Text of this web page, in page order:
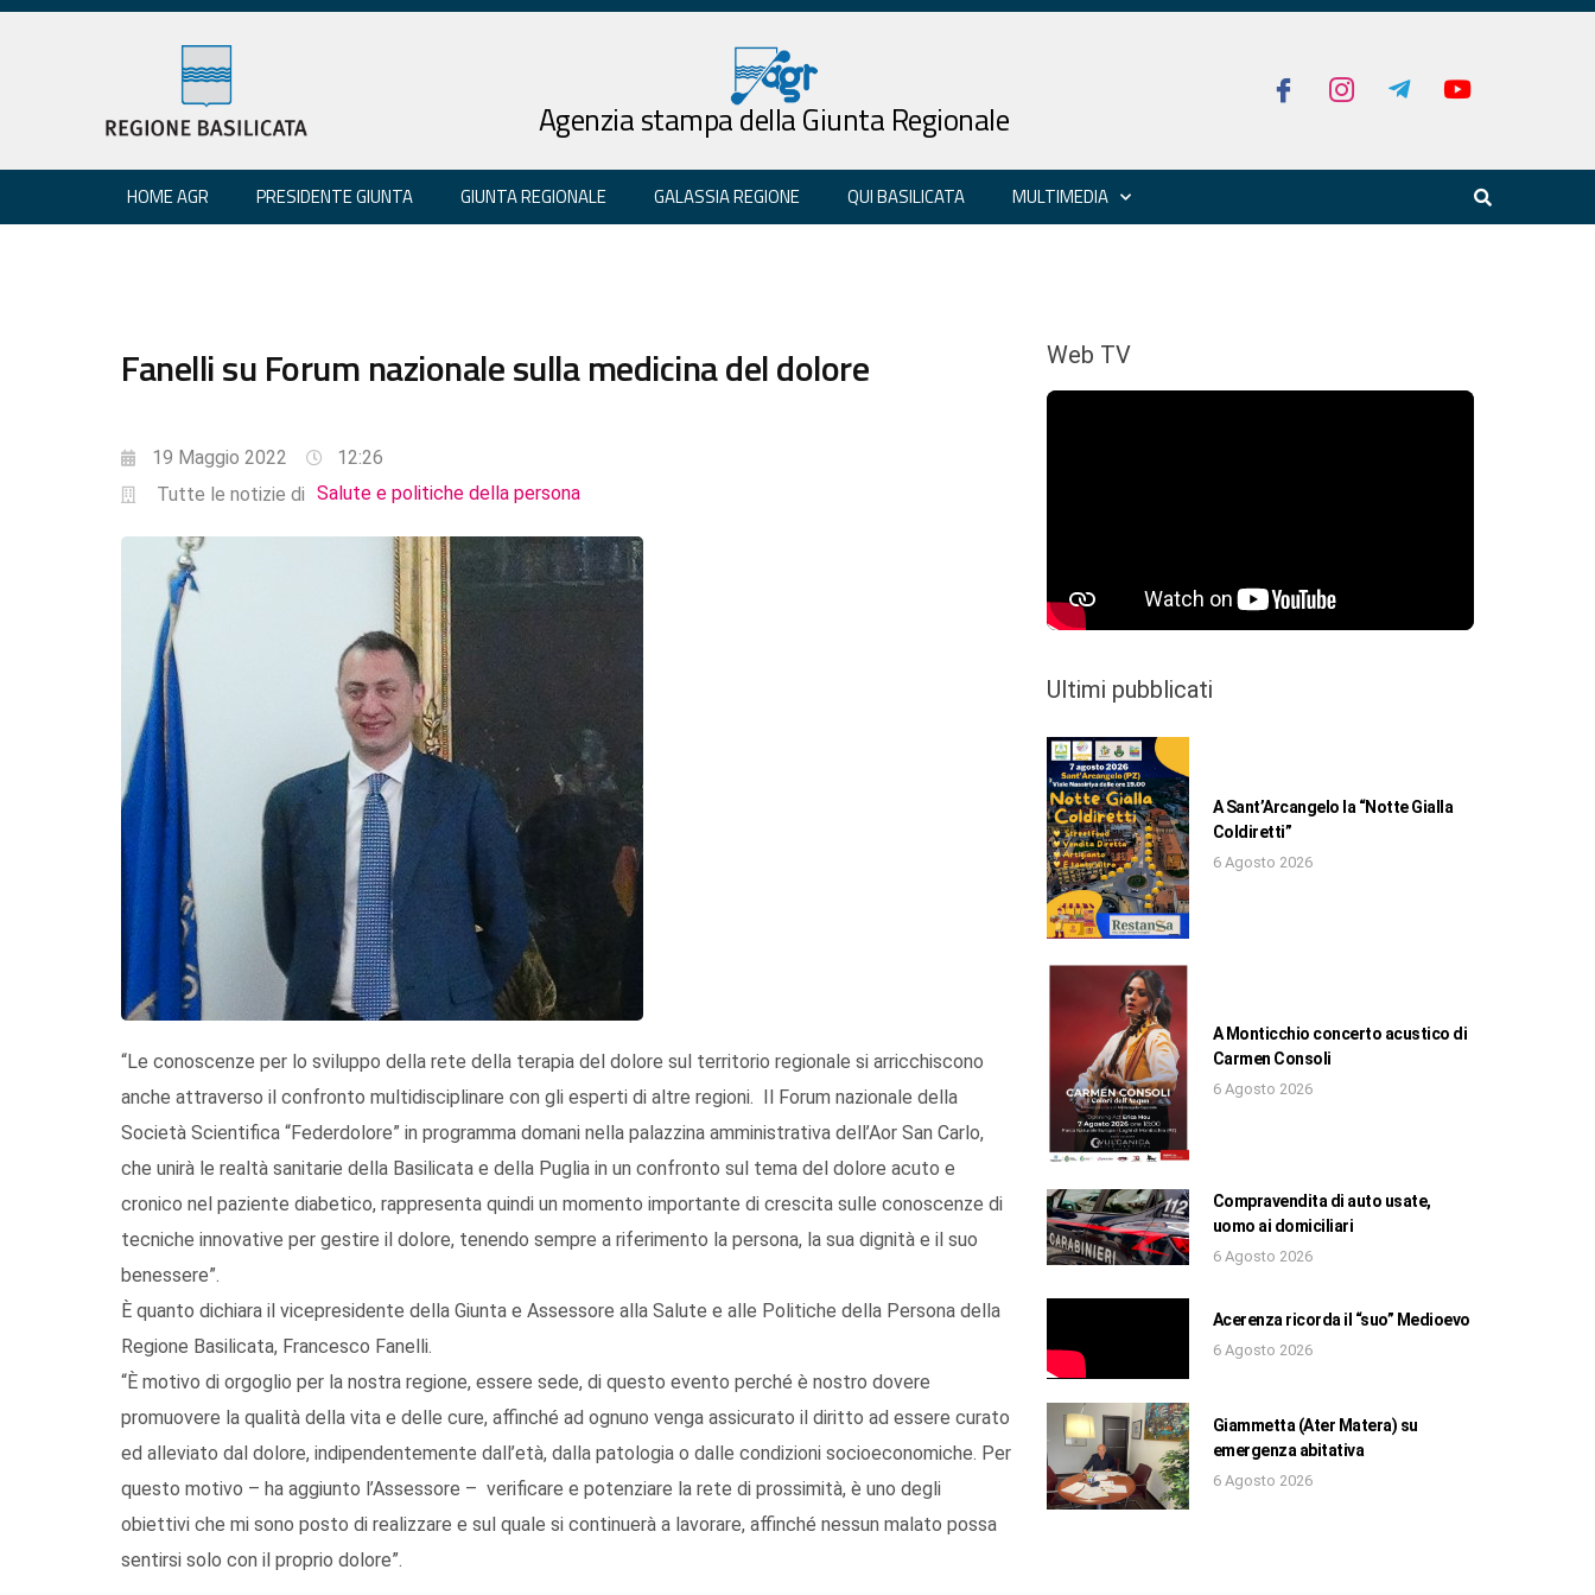
Agenzia stampa della Giunta Regionale
HOME AGR PRESIDENTE GIUNTA GIUNTA REGIONALE GALASSIA REGIONE QUI BASILICATA MULTIMEDIA
Fanelli su Forum nazionale sulla medicina del dolore
19 Maggio 2022
12:26
Tutte le notizie di Salute e politiche della persona
“Le conoscenze per lo sviluppo della rete della terapia del dolore sul territorio regionale si arricchiscono
anche attraverso il confronto multidisciplinare con gli esperti di altre regioni. Il Forum nazionale della
Società Scientifica “Federdolore” in programma domani nella palazzina amministrativa dell’Aor San Carlo,
che unirà le realtà sanitarie della Basilicata e della Puglia in un confronto sul tema del dolore acuto e
cronico nel paziente diabetico, rappresenta quindi un momento importante di crescita sulle conoscenze di
tecniche innovative per gestire il dolore, tenendo sempre a riferimento la persona, la sua dignità e il suo
benessere”.
È quanto dichiara il vicepresidente della Giunta e Assessore alla Salute e alle Politiche della Persona della
Regione Basilicata, Francesco Fanelli.
“È motivo di orgoglio per la nostra regione, essere sede, di questo evento perché è nostro dovere
promuovere la qualità della vita e delle cure, affinché ad ognuno venga assicurato il diritto ad essere curato
ed alleviato dal dolore, indipendentemente dall’età, dalla patologia o dalle condizioni socioeconomiche. Per
questo motivo – ha aggiunto l’Assessore – verificare e potenziare la rete di prossimità, è uno degli
obiettivi che mi sono posto di realizzare e sul quale si continuerà a lavorare, affinché nessun malato possa
sentirsi solo con il proprio dolore”.
Web TV
Ultimi pubblicati
A Sant’Arcangelo la “Notte Gialla
Coldiretti”
6 Agosto 2026
A Monticchio concerto acustico di
Carmen Consoli
6 Agosto 2026
Compravendita di auto usate,
uomo ai domiciliari
6 Agosto 2026
Acerenza ricorda il “suo” Medioevo
6 Agosto 2026
Giammetta (Ater Matera) su
emergenza abitativa
6 Agosto 2026